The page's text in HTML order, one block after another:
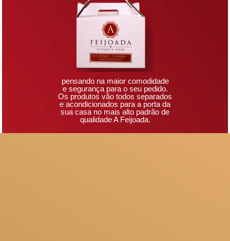
pensando na maior comodidade
e segurança para o seu pedido.
Os produtos vão todos separados
e acondicionados para a porta da
sua casa no mais alto padrão de
qualidade A Feijoada.